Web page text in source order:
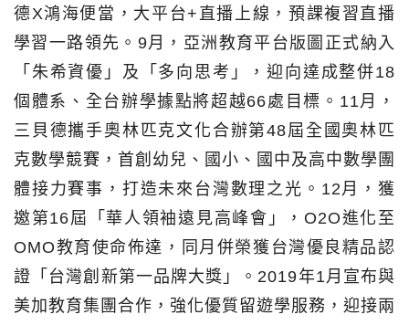
德X鴻海便當，大平台+直播上線，預課複習直播
學習一路領先。9月，亞洲教育平台版圖正式納入
「朱希資優」及「多向思考」，迎向達成整併18
個體系、全台辦學據點將超越66處目標。11月，
三貝德攜手奧林匹克文化合辦第48屆全國奧林匹
克數學競賽，首創幼兒、國小、國中及高中數學團
體接力賽事，打造未來台灣數理之光。12月，獲
邀第16屆「華人領袖遠見高峰會」，O2O進化至
OMO教育使命佈達，同月併榮獲台灣優良精品認
證「台灣創新第一品牌大獎」。2019年1月宣布與
美加教育集團合作，強化優質留遊學服務，迎接兩